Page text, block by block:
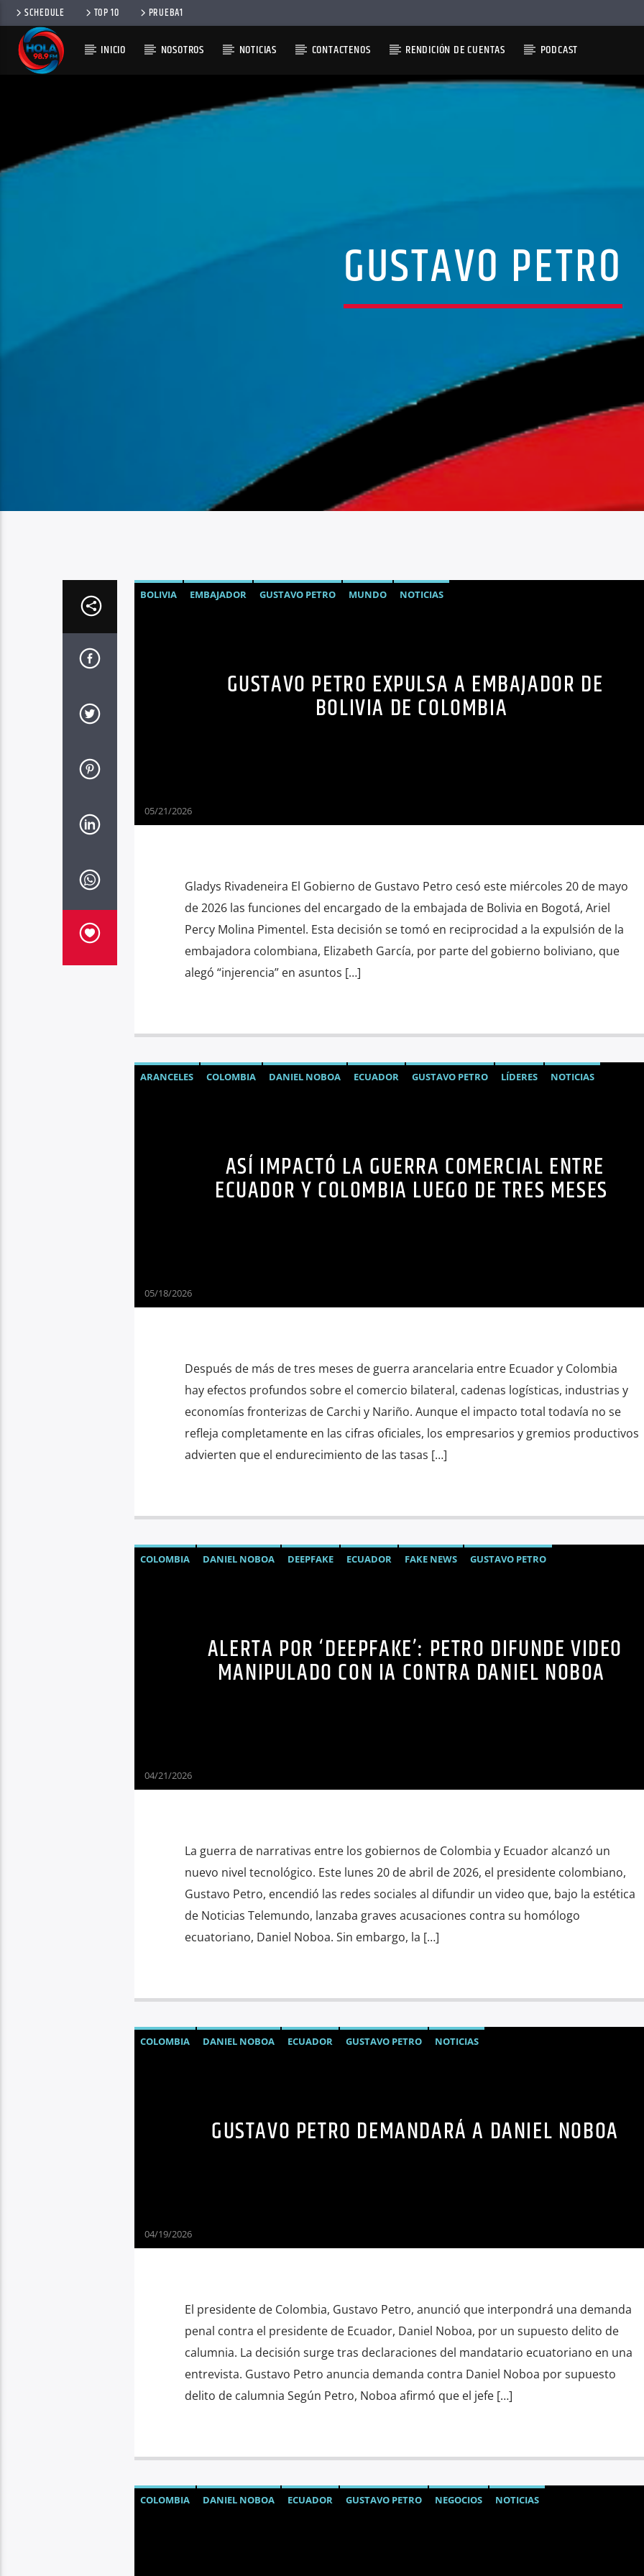
SCHEDULE TOP 10 PRUEBA1
INICIO NOSOTROS NOTICIAS CONTACTENOS RENDICIÓN DE CUENTAS PODCAST
GUSTAVO PETRO
BOLIVIA EMBAJADOR GUSTAVO PETRO MUNDO NOTICIAS
GUSTAVO PETRO EXPULSA A EMBAJADOR DE
BOLIVIA DE COLOMBIA
05/21/2026
Gladys Rivadeneira El Gobierno de Gustavo Petro cesó este miércoles 20 de mayo
de 2026 las funciones del encargado de la embajada de Bolivia en Bogotá, Ariel
Percy Molina Pimentel. Esta decisión se tomó en reciprocidad a la expulsión de la
embajadora colombiana, Elizabeth García, por parte del gobierno boliviano, que
alegó “injerencia” en asuntos […]
ARANCELES COLOMBIA DANIEL NOBOA ECUADOR GUSTAVO PETRO LÍDERES NOTICIAS
ASÍ IMPACTÓ LA GUERRA COMERCIAL ENTRE
ECUADOR Y COLOMBIA LUEGO DE TRES MESES
05/18/2026
Después de más de tres meses de guerra arancelaria entre Ecuador y Colombia
hay efectos profundos sobre el comercio bilateral, cadenas logísticas, industrias y
economías fronterizas de Carchi y Nariño. Aunque el impacto total todavía no se
refleja completamente en las cifras oficiales, los empresarios y gremios productivos
advierten que el endurecimiento de las tasas […]
COLOMBIA DANIEL NOBOA DEEPFAKE ECUADOR FAKE NEWS
GUSTAVO PETRO
ALERTA POR ‘DEEPFAKE’: PETRO DIFUNDE VIDEO
MANIPULADO CON IA CONTRA DANIEL NOBOA
04/21/2026
La guerra de narrativas entre los gobiernos de Colombia y Ecuador alcanzó un
nuevo nivel tecnológico. Este lunes 20 de abril de 2026, el presidente colombiano,
Gustavo Petro, encendió las redes sociales al difundir un video que, bajo la estética
de Noticias Telemundo, lanzaba graves acusaciones contra su homólogo
ecuatoriano, Daniel Noboa. Sin embargo, la […]
COLOMBIA DANIEL NOBOA ECUADOR GUSTAVO PETRO NOTICIAS
GUSTAVO PETRO DEMANDARÁ A DANIEL NOBOA
04/19/2026
El presidente de Colombia, Gustavo Petro, anunció que interpondrá una demanda
penal contra el presidente de Ecuador, Daniel Noboa, por un supuesto delito de
calumnia. La decisión surge tras declaraciones del mandatario ecuatoriano en una
entrevista. Gustavo Petro anuncia demanda contra Daniel Noboa por supuesto
delito de calumnia Según Petro, Noboa afirmó que el jefe […]
COLOMBIA DANIEL NOBOA ECUADOR GUSTAVO PETRO NEGOCIOS
NOTICIAS